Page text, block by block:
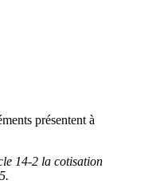
présentent à
14-2 la cotisation